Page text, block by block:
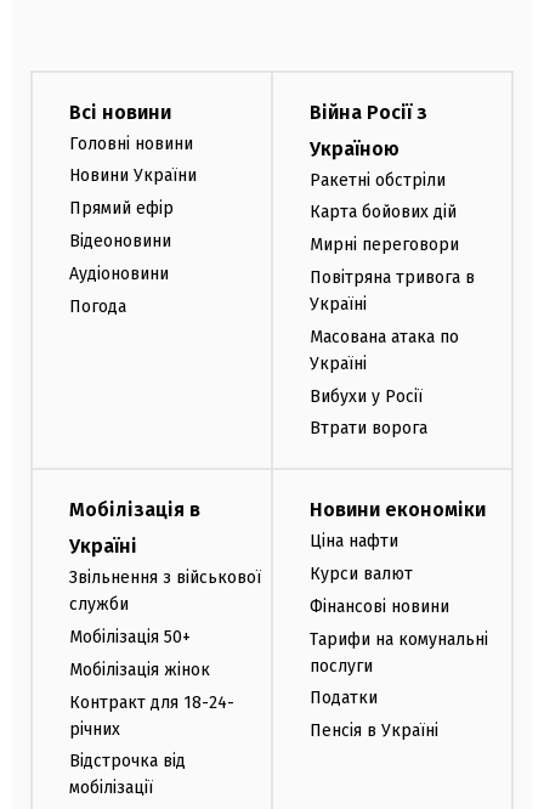
Всі новини
Головні новини
Новини України
Прямий ефір
Відеоновини
Аудіоновини
Погода
Війна Росії з
Україною
Ракетні обстріли
Карта бойових дій
Мирні переговори
Повітряна тривога в
Україні
Масована атака по
Україні
Вибухи у Росії
Втрати ворога
Мобілізація в
Україні
Звільнення з військової
служби
Мобілізація 50+
Мобілізація жінок
Контракт для 18-24-
річних
Відстрочка від
мобілізації
Новини економіки
Ціна нафти
Курси валют
Фінансові новини
Тарифи на комунальні
послуги
Податки
Пенсія в Україні